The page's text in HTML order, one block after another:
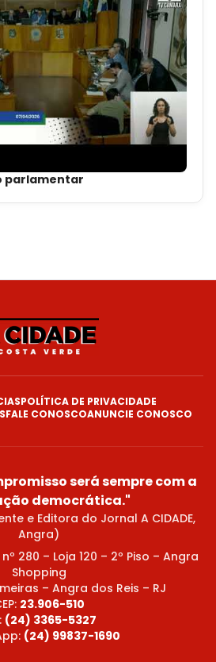
parlamentar
POLÍTICA DE PRIVACIDADE
FALE CONOSCOANUNCIE CONOSCO
será sempre com a
democrática."
e Editora do Jornal A CIDADE,
Angra)
280 – Loja 120 – 2º Piso – Angra
Shopping
– Angra dos Reis – RJ
23.906-510
(24) 3365-5327
(24) 99837-1690